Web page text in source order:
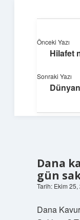
Günlük
Dana
gün
Tarih: Ekim 25,
Dana
Önceki Yazı
Hilafet
Sonraki Yazı